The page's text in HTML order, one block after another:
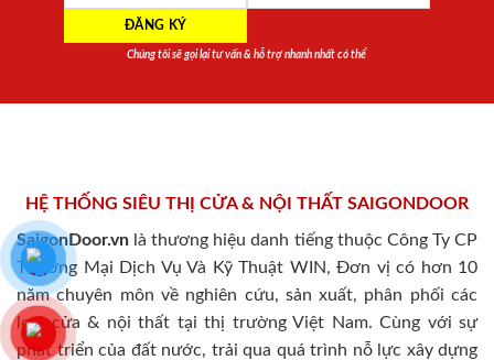
Chúng tôi sẽ gọi lại tư vấn & hỗ trợ nhanh nhất có thể
HỆ THỐNG SIÊU THỊ CỬA & NỘI THẤT SAIGONDOOR
SaigonDoor.vn là thương hiệu danh tiếng thuộc Công Ty CP
Thương Mại Dịch Vụ Và Kỹ Thuật WIN, Đơn vị có hơn 10
năm chuyên môn về nghiên cứu, sản xuất, phân phối các
loại cửa & nội thất tại thị trường Việt Nam. Cùng với sự
phát triển của đất nước, trải qua quá trình nỗ lực xây dựng